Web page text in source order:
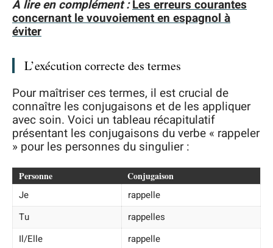
A lire en complément : Les erreurs courantes
concernant le vouvoiement en espagnol à
éviter
L’exécution correcte des termes
Pour maîtriser ces termes, il est crucial de
connaître les conjugaisons et de les appliquer
avec soin. Voici un tableau récapitulatif
présentant les conjugaisons du verbe « rappeler
» pour les personnes du singulier :
Personne Conjugaison
Je
rappelle
Tu
rappelles
Il/Elle
rappelle